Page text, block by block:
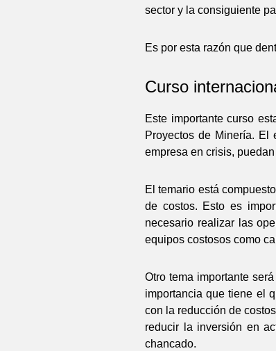
sector y la consiguiente
Es por esta razón que
Curso
Este importante curso
Proyectos de Minería. El
empresa en crisis,
El temario está
de costos. Esto es
necesario realizar las
equipos costosos como
Otro tema importante
importancia que tiene el
con la reducción de
reducir la inversión en
chancado.